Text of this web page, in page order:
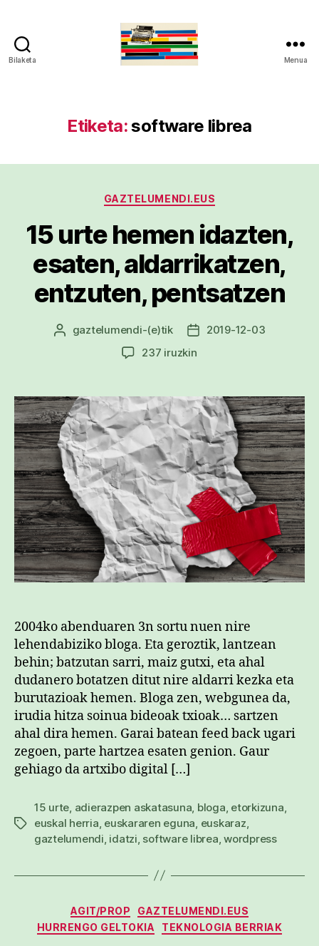
Bilaketa Menua
Etiketa:software librea
Kategoriak
GAZTELUMENDI.EUS
15 urte hemen idazten,
esaten, aldarrikatzen,
entzuten, pentsatzen
Argitalpenaren
gaztelumendi-(e)tik
Argitalpenaren
2019-12-03
237 iruzkin15
idazten,
esaten,
aldarrikatzen,
entzuten,
pentsatzen
sarreran
2004ko abenduaren 3n sortu nuen nire
lehendabiziko bloga. Eta geroztik, lantzean
behin; batzutan sarri, maiz gutxi, eta ahal
dudanero botatzen ditut nire aldarri kezka eta
burutazioak hemen. Bloga zen, webgunea da,
irudia hitza soinua bideoak txioak… sartzen
ahal dira hemen. Garai batean feed back ugari
zegoen, parte hartzea esaten genion. Gaur
gehiago da artxibo digital […]
Etiketak
15 urte, adierazpen askatasuna, bloga, etorkizuna,
euskal herria, euskararen eguna, euskaraz,
gaztelumendi, idatzi, software librea,wordpress
Kategoriak
AGIT/PROP
GAZTELUMENDI.EUS
HURRENGO GELTOKIA
TEKNOLOGIA BERRIAK